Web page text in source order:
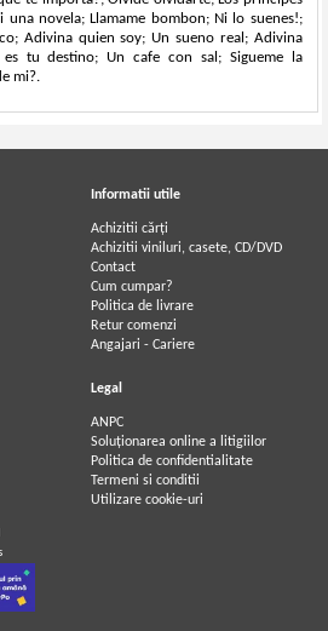
una novela; Llamame bombon; Ni lo suenes!;
Adivina quien soy; Un sueno real; Adivina
tu destino; Un cafe con sal; Sigueme la
mi?.
Informatii utile
Achizitii cărți
Achizitii viniluri, casete, CD/DVD
Contact
Cum cumpar?
Politica de livrare
Retur comenzi
Angajari - Cariere
Legal
ANPC
Soluționarea online a litigiilor
Politica de confidentialitate
Termeni si conditii
Utilizare cookie-uri